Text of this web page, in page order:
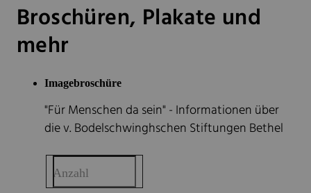
Broschüren, Plakate und
mehr
Imagebroschüre
"Für Menschen da sein" - Informationen über
die v. Bodelschwinghschen Stiftungen Bethel
Anzahl